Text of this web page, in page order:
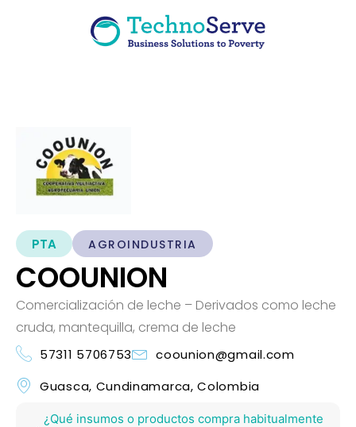
PTA AGROINDUSTRIA
COOUNION
Comercialización de leche – Derivados como leche
cruda, mantequilla, crema de leche
57311 5706753
coounion@gmail.com
Guasca, Cundinamarca, Colombia
¿Qué insumos o productos compra habitualmente